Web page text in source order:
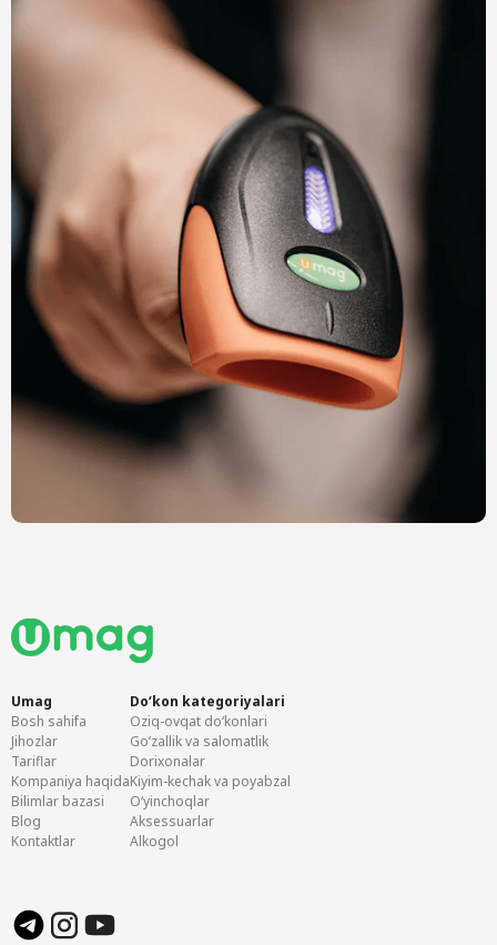
Umag
Bosh sahifa
Jihozlar
Tariflar
Kompaniya haqida
Bilimlar bazasi
Blog
Kontaktlar
Doʻkon kategoriyalari
Oziq-ovqat doʻkonlari
Goʻzallik va salomatlik
Dorixonalar
Kiyim-kechak va poyabzal
Oʻyinchoqlar
Aksessuarlar
Alkogol